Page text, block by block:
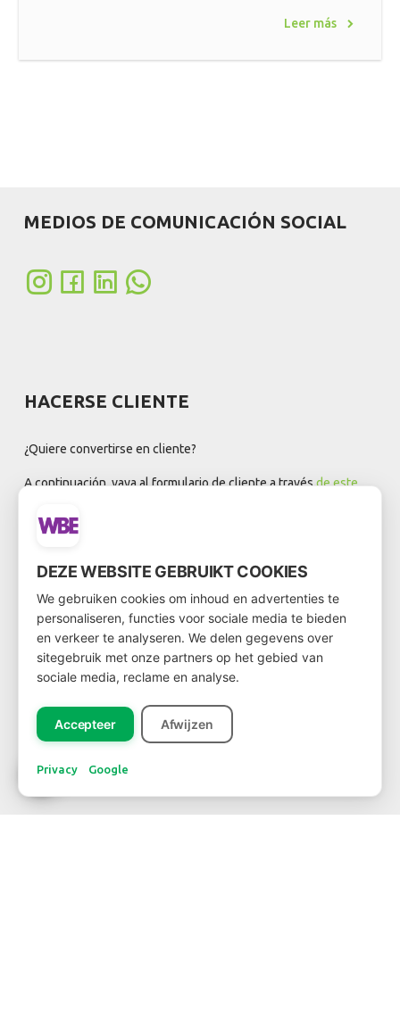
Leer más
MEDIOS DE COMUNICACIÓN SOCIAL
HACERSE CLIENTE
¿Quiere convertirse en cliente?
A continuación, vaya al formulario de cliente a travésde este
BOLETÍN DE NOTICIAS
DEZE WEBSITE GEBRUIKT COOKIES
We gebruiken cookies om inhoud en advertenties te
personaliseren, functies voor sociale media te bieden
en verkeer te analyseren. We delen gegevens over
sitegebruik met onze partners op het gebied van
sociale media, reclame en analyse.
Accepteer Afwijzen
Privacy Google